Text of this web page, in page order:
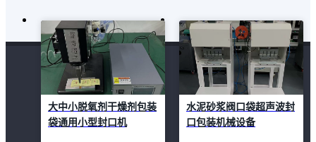
大中小脱氧剂干燥剂包装
袋通用小型封口机
水泥砂浆阀口袋超声波封
口包装机械设备